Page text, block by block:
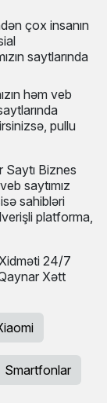
çox insanın
saytlarında
həm veb
pullu
Saytı Biznes
saytımız
sahibləri
platforma,
24/7
Xətt
Smartfonlar